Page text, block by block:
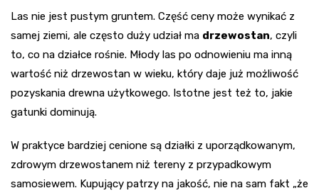
Las nie jest pustym gruntem. Część ceny może wynikać z
samej ziemi, ale często duży udział ma drzewostan, czyli
to, co na działce rośnie. Młody las po odnowieniu ma inną
wartość niż drzewostan w wieku, który daje już możliwość
pozyskania drewna użytkowego. Istotne jest też to, jakie
gatunki dominują.
W praktyce bardziej cenione są działki z uporządkowanym,
zdrowym drzewostanem niż tereny z przypadkowym
samosiewem. Kupujący patrzy na jakość, nie na sam fakt „że